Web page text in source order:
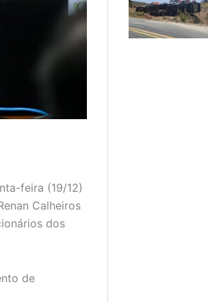
feira (19/12)
Calheiros
dos
de